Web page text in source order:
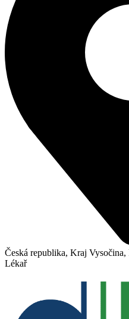
Česká republika, Kraj Vysočina,
Lékař